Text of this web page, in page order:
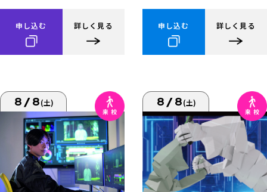
申し込む 詳しく見る 申し込む 詳しく見る
8/8(土) 8/8(土)